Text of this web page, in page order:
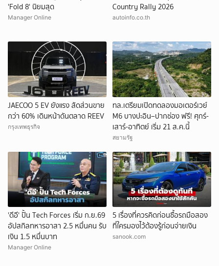
'Fold 8' นิยมสุด
Manager Online
Country Rally 2026
autoinfo.co.th
JAECOO 5 EV ยังแรง สัดส่วนขาย
กว่า 60% เดินหน้าดันตลาด REEV
กรุงเทพธุรกิจ
ทล.เตรียมเปิดทดลองมอเตอร์เวย์
M6 บางปะอิน–ปากช่อง ฟรี! ศุกร์-
เสาร์-อาทิตย์ เริ่ม 21 ส.ค.นี้
สยามรัฐ
'ดีอี' ปั้น Tech Forces เริ่ม ก.ย.69
อัปสกิลทหารอาสา 2.5 หมื่นคน รับ
เงิน 1.5 หมื่นบาท
Manager Online
5 เรื่องที่ควรคิดก่อนซื้อรถมือสอง
ที่ใครมองไว้ต้องรู้ก่อนจ่ายเงิน
sanook.com